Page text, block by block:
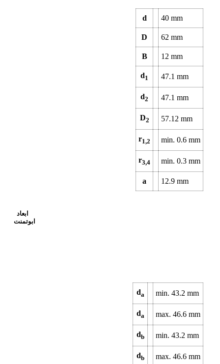
d 40mm
D 62mm
B 12mm
d1 47.1mm
d2 47.1mm
D2 57.12mm
r1,2 min. 0.6mm
r3,4 min. 0.3mm
a 12.9mm
ابعاد
ابوتمنت
da min. 43.2mm
da max. 46.6mm
db min. 43.2mm
db max. 46.6mm